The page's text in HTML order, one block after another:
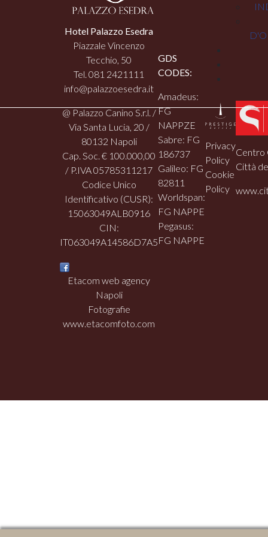
Hotel Palazzo Esedra
Piazzale Vincenzo
Tecchio, 50
Tel. 081 2421111
info@palazzoesedra.it
@ Palazzo Canino S.r.l. /
Via Santa Lucia, 20 /
80132 Napoli
Cap. Soc. € 100.000,00
/ P.IVA 05785311217
Codice Unico
Identificativo (CUSR):
15063049ALB0916
CIN:
IT063049A14586D7A5
Etacom web agency
Napoli
Fotografie
www.etacomfoto.com
GDS
CODES:
Amadeus:
FG
NAPPZE
Sabre: FG
186737
Galileo: FG
82811
Worldspan:
FG NAPPE
Pegasus:
FG NAPPE
Privacy
Policy
Cookie
Policy
Centro
Città